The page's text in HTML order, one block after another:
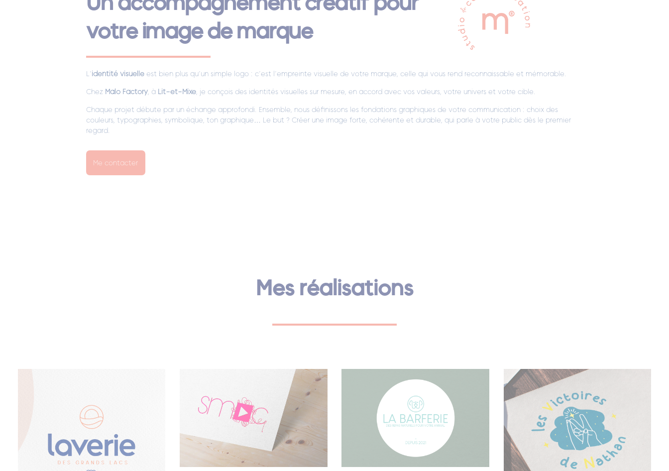
votre image de marque
L’identité visuelleest bien plus qu’un simple logo : c’est l’empreinte visuelle de votre marque, celle qui vous rend reconnaissable et mémorable.
Chez Malo Factory, à Lit-et-Mixe, je conçois des identités visuelles sur mesure, en accord avec vos valeurs, votre univers et votre cible.
Chaque projet débute par un échange approfondi. Ensemble, nous définissons les fondations graphiques de votre communication : choix des
couleurs, typographies, symbolique, ton graphique… Le but ? Créer une image forte, cohérente et durable, qui parle à votre public dès le premier
regard.
Me contacter
Mes réalisations